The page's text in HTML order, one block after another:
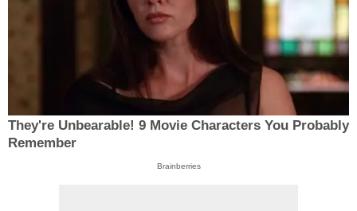
They're Unbearable! 9 Movie Characters You Probably
Remember
Brainberries